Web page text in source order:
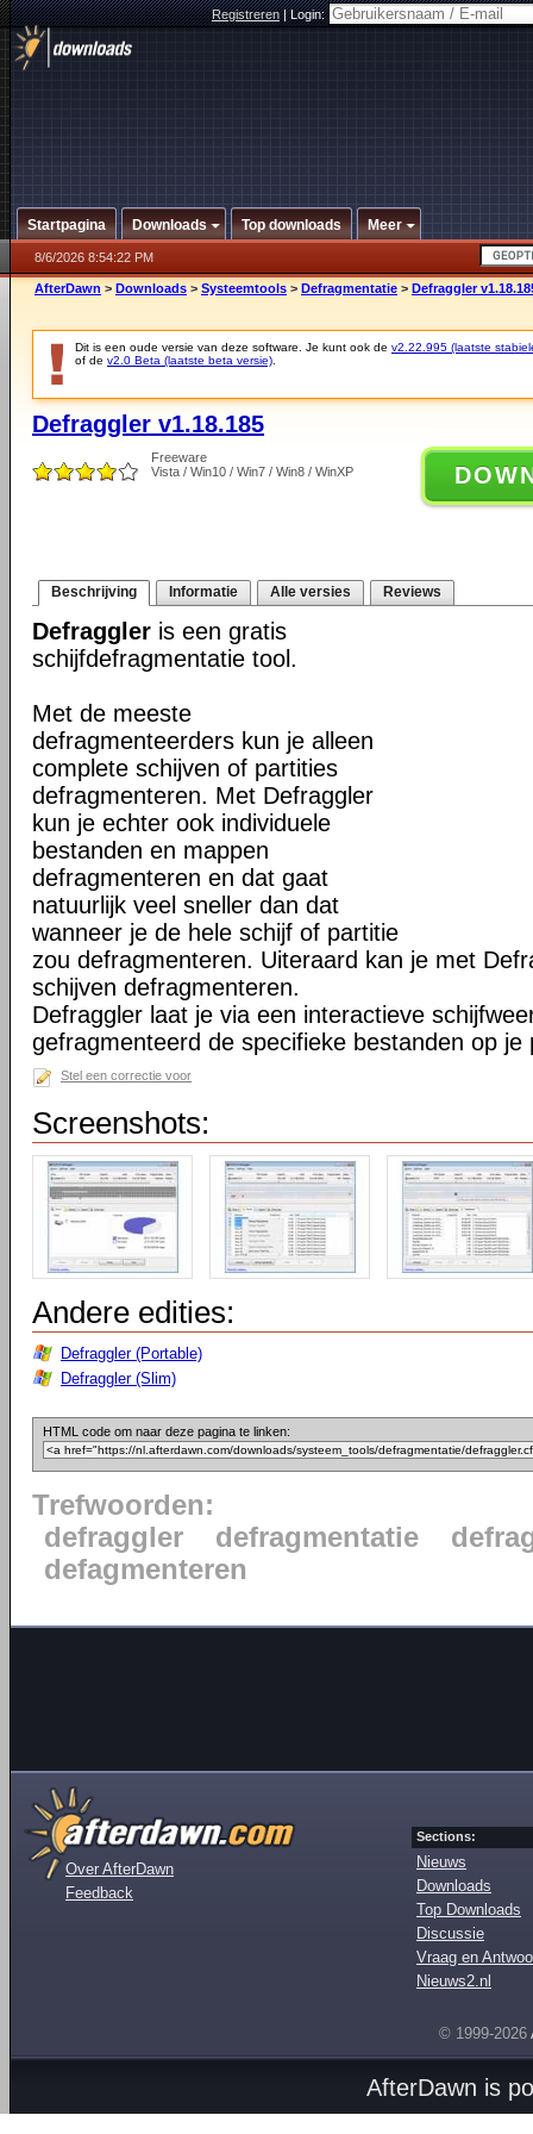
Registreren|Login:
Startpagina Downloads Top downloads Meer
8/6/2026 8:54:22 PM
AfterDawn > Downloads > Systeemtools > Defragmentatie > Defraggler
Dit is een oude versie van deze software. Je kunt ook de v2.22.995 (laatste
of de v2.0 Beta (laatste beta versie)
Defraggler v1.18.185
Freeware
Vista / Win10 / Win7 / Win8 / WinXP
Beschrijving Informatie Alle versies Reviews
Defraggler is een gratis
schijfdefragmentatie tool.
Met de meeste
defragmenteerders kun je alleen
complete schijven of partities
defragmenteren. Met Defraggler
kun je echter ook individuele
bestanden en mappen
defragmenteren en dat gaat
natuurlijk veel sneller dan dat
wanneer je de hele schijf of partitie
zou defragmenteren. Uiteraard kan je met
schijven defragmenteren.
Defraggler laat je via een interactieve
gefragmenteerd de specifieke bestanden op je
Stel een correctie voor
Screenshots:
Andere edities:
Defraggler (Portable)
Defraggler (Slim)
HTML code om naar deze pagina te linken:
Trefwoorden:
defraggler
defragmentatie
defagmenteren
Over AfterDawn
Feedback
Sections:
Nieuws
Downloads
Top Downloads
Discussie
Vraag en
Nieuws2.nl
© 1999-2026
AfterDawn is